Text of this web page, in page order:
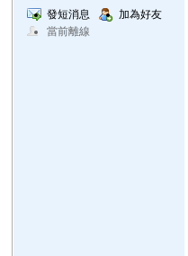
發短消息
加為好友
當前離線